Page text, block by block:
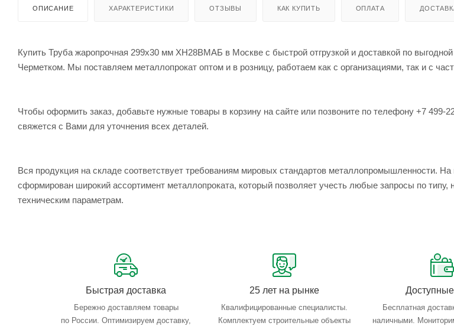
ОПИСАНИЕ ХАРАКТЕРИСТИКИ ОТЗЫВЫ КАК КУПИТЬ ОПЛАТА
Купить Труба жаропрочная 299х30 мм ХН28ВМАБ в Москве с быстрой отгрузкой и доставкой по
Черметком. Мы поставляем металлопрокат оптом и в розницу, работаем как с организациями, так и с
Чтобы оформить заказ, добавьте нужные товары в корзину на сайте или позвоните по телефону +7
свяжется с Вами для уточнения всех деталей.
Вся продукция на складе соответствует требованиям мировых стандартов металлопромышленности.
сформирован широкий ассортимент металлопроката, который позволяет учесть любые запросы по типу,
техническим параметрам.
Быстрая доставка
Бережно доставляем товары
по России. Оптимизируем доставку,
25 лет на рынке
Квалифицированные специалисты.
Комплектуем строительные объекты
Бесплатная
наличными.